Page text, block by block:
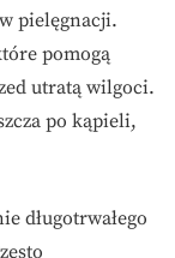
pielęgnacji.
pomogą
utratą wilgoci.
po kąpieli,
długotrwałego